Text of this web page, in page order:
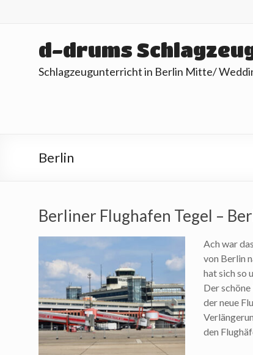
d-drums
Schlagzeugunterricht in Berlin Mitte/
Berlin
Berliner Flughafen Tegel –
Ach war
von Berlin
hat sich so
Der
der neue
den